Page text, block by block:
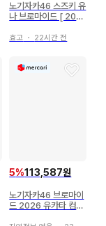
노기자카46 스즈키 유
나 브로마이드 [ 202
효고 ・ 22시간 전
5%113,587원
노기자카46 브로마이
드 2026 유카타 컴프